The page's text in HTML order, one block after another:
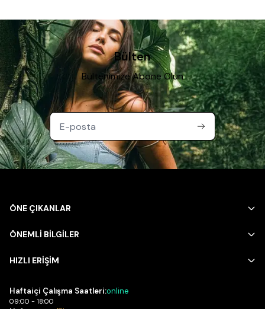
Bülten
Bültenimize Abone Olun
ÖNE ÇIKANLAR
ÖNEMLİ BİLGİLER
HIZLI ERİŞİM
Haftaiçi Çalışma Saatleri:online
09:00 - 18:00